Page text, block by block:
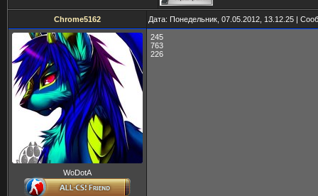
Chrome5162 Дата: Понедельник, 07.05.2012, 13.12.25 |
WoDotA
245
763
226